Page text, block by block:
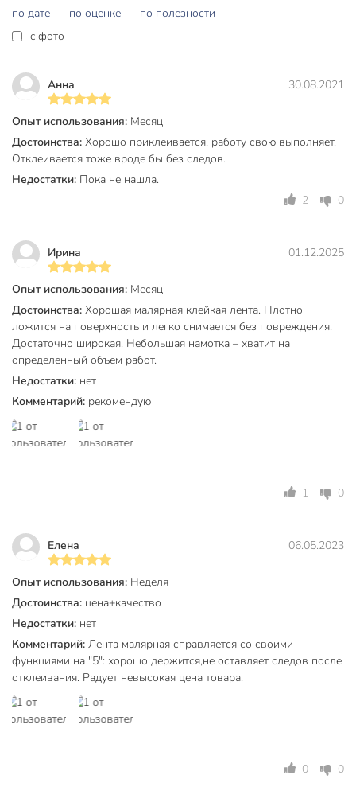
по дате
по оценке
по полезности
c фото
Анна 30.08.2021
Опыт использования: Месяц
Достоинства: Хорошо приклеивается, работу свою выполняет.
Отклеивается тоже вроде бы без следов.
Недостатки: Пока не нашла.
2
0
Ирина 01.12.2025
Опыт использования: Месяц
Достоинства: Хорошая малярная клейкая лента. Плотно
ложится на поверхность и легко снимается без повреждения.
Достаточно широкая. Небольшая намотка – хватит на
определенный объем работ.
Недостатки: нет
Комментарий: рекомендую
1 0
Елена 06.05.2023
Опыт использования: Неделя
Достоинства: цена+качество
Недостатки: нет
Комментарий: Лента малярная справляется со своими
функциями на "5": хорошо держится,не оставляет следов после
отклеивания. Радует невысокая цена товара.
0 0